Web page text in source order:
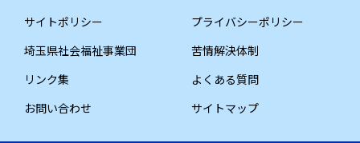
サイトポリシー
プライバシーポリシー
埼玉県社会福祉事業団
苦情解決体制
リンク集
よくある質問
お問い合わせ
サイトマップ